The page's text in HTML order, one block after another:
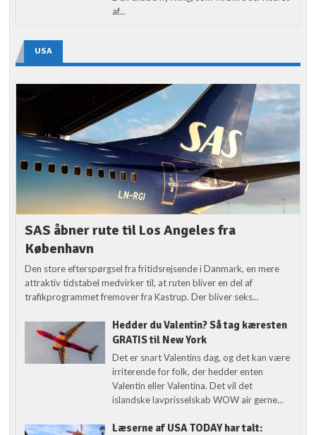
af...
USA
SAS åbner rute til Los Angeles fra
København
Den store efterspørgsel fra fritidsrejsende i Danmark, en mere
attraktiv tidstabel medvirker til, at ruten bliver en del af
trafikprogrammet fremover fra Kastrup. Der bliver seks...
Hedder du Valentin? Så tag kæresten
GRATIS til New York
Det er snart Valentins dag, og det kan være
irriterende for folk, der hedder enten
Valentin eller Valentina. Det vil det
islandske lavprisselskab WOW air gerne...
Læserne af USA TODAY har talt: